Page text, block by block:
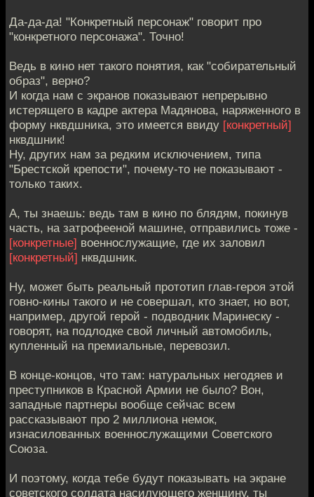
Да-да-да! "Конкретный персонаж" говорит про
"конкретного персонажа". Точно!
Ведь в кино нет такого понятия, как "собирательный
образ", верно?
И когда нам с экранов показывают непрерывно
истерящего в кадре актера Мадянова, наряженного в
форму нквдшника, это имеется ввиду [конкретный]
нквдшник!
Ну, других нам за редким исключением, типа
"Брестской крепости", почему-то не показывают -
только таких.
А, ты знаешь: ведь там в кино по блядям, покинув
часть, на затрофееной машине, отправились тоже -
[конкретные] военнослужащие, где их заловил
[конкретный] нквдшник.
Ну, может быть реальный прототип глав-героя этой
говно-кины такого и не совершал, кто знает, но вот,
например, другой герой - подводник Маринеску -
говорят, на подлодке свой личный автомобиль,
купленный на премиальные, перевозил.
В конце-концов, что там: натуральных негодяев и
преступников в Красной Армии не было? Вон,
западные партнеры вообще сейчас всем
рассказывают про 2 миллиона немок,
изнасилованных военнослужащими Советского
Союза.
И поэтому, когда тебе будут показывать на экране
советского солдата насилующего женщину, ты